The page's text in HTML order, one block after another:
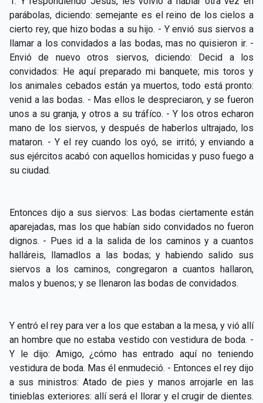
CAPÍTULO XIX - La fe transporta las montañas ▸
CAPÍTULO XX - Los obreros de la última hora ▸
CAPÍTULO XXI - Habrá falsos Cristos y falsos
profetas
CAPÍTULO XXII - No separéis lo que Dios ha unido ▸
CAPÍTULO XXIII - Moral extraña
CAPÍTULO XXIV - No pongáis la lámpara debajo del
celemín
▸
CAPÍTULO XXVI - Dad gratuitamente lo que recibís
gratuitamente
▸
CAPÍTULO XXVII - Pedid y se os dará ▸
CAPÍTULO XXVIII - Colección de oraciones
espiritistas
parábolas, diciendo: semejante es el reino de los cielos a
cierto rey, que hizo bodas a su hijo. - Y envió sus siervos a
llamar a los convidados a las bodas, mas no quisieron ir. -
Envió de nuevo otros siervos, diciendo: Decid a los
convidados: He aquí preparado mi banquete; mis toros y
los animales cebados están ya muertos, todo está pronto:
venid a las bodas. - Mas ellos le despreciaron, y se fueron
unos a su granja, y otros a su tráfíco. - Y los otros echaron
mano de los siervos, y después de haberlos ultrajado, los
mataron. - Y el rey cuando los oyó, se irritó; y enviando a
sus ejércitos acabó con aquellos homicidas y puso fuego a
su ciudad.
Entonces dijo a sus siervos: Las bodas ciertamente están
aparejadas, mas los que habían sido convidados no fueron
dignos. - Pues id a la salida de los caminos y a cuantos
halláreis, llamadlos a las bodas; y habiendo salido sus
siervos a los caminos, congregaron a cuantos hallaron,
malos y buenos; y se llenaron las bodas de convidados.
Y entró el rey para ver a los que estaban a la mesa, y vió allí
an hombre que no estaba vestido con vestidura de boda. -
Y le dijo: Amigo, ¿cómo has entrado aquí no teniendo
vestidura de boda. Mas él enmudeció. - Entonces el rey dijo
a sus ministros: Atado de pies y manos arrojarle en las
tinieblas exteriores: allí será el llorar y el crugir de dientes.